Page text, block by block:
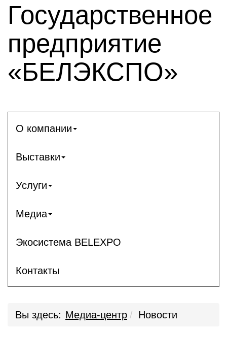
Государственное
предприятие
«БЕЛЭКСПО»
О компании
Выставки
Услуги
Медиа
Экосистема BELEXPO
Контакты
Вы здесь: Медиа-центр Новости